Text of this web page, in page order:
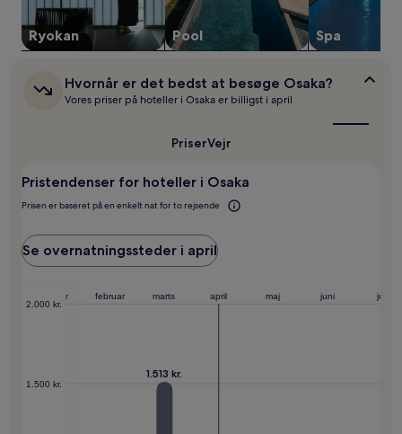
seneste
24
timer.
tilgængelighed
Yderligere
vilkår
kan
Ryokan Pool Spa
Hvornår
er
Hvornår er det bedst at besøge Osaka?
Vores priser på hoteller i Osaka er billigst i april
PriserVejr
Pristendenser for hoteller i Osaka
Prisen er baseret på en enkelt nat for to rejsende
Se overnatningssteder i april
1.500 kr.
2.000 kr.
januar februar marts april maj juni juli
1.513 kr.